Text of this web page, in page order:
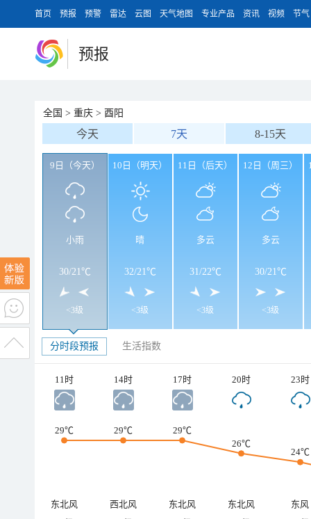
首页 预报 预警 雷达 云图 天气地图 专业产品 资讯 视频 节气
预报
全国 > 重庆 > 酉阳
今天 7天 8-15天
9日（今天）
小雨
30/21℃
<3级
10日（明天）
晴
32/21℃
<3级
11日（后天）
多云
31/22℃
<3级
12日（周三）
多云
30/21℃
<3级
分时段预报 生活指数
11时 14时 17时 20时 23时
29℃ 29℃
29℃
26℃
24℃
东北风 西北风 东北风 东北风
东风